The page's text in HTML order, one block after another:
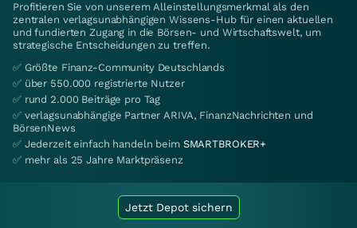
Profitieren Sie von unserem Alleinstellungsmerkmal als den
zentralen verlagsunabhängigen Wissens-Hub für einen aktuellen
und fundierten Zugang in die Börsen- und Wirtschaftswelt, um
strategische Entscheidungen zu treffen.
✅ Größte Finanz-Community Deutschlands
✅ über 550.000 registrierte Nutzer
✅ rund 2.000 Beiträge pro Tag
✅ verlagsunabhängige Partner ARIVA, FinanzNachrichten und
BörsenNews
✅ Jederzeit einfach handeln beim SMARTBROKER+
✅ mehr als 25 Jahre Marktpräsenz
Jetzt Depot sichern